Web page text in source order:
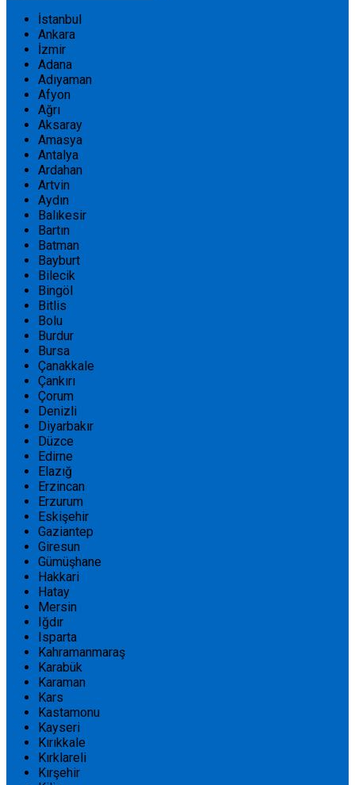
İstanbul
Ankara
İzmir
Adana
Adıyaman
Afyon
Ağrı
Aksaray
Amasya
Antalya
Ardahan
Artvin
Aydın
Balıkesir
Bartın
Batman
Bayburt
Bilecik
Bingöl
Bitlis
Bolu
Burdur
Bursa
Çanakkale
Çankırı
Çorum
Denizli
Diyarbakır
Düzce
Edirne
Elazığ
Erzincan
Erzurum
Eskişehir
Gaziantep
Giresun
Gümüşhane
Hakkari
Hatay
Mersin
Iğdır
Isparta
Kahramanmaraş
Karabük
Karaman
Kars
Kastamonu
Kayseri
Kırıkkale
Kırklareli
Kırşehir